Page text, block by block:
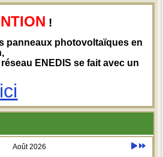
!
panneaux photovoltaïques en
ENEDIS se fait avec un
ici
Août 2026